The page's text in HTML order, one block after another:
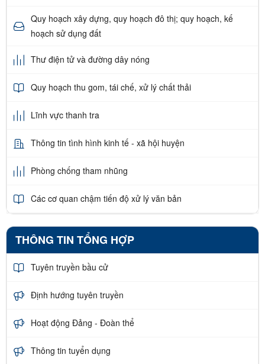
Quy hoạch xây dựng, quy hoạch đô thị; quy hoạch, kế
hoạch sử dụng đất
Thư điện tử và đường dây nóng
Quy hoạch thu gom, tái chế, xử lý chất thải
Lĩnh vực thanh tra
Thông tin tình hình kinh tế - xã hội huyện
Phòng chống tham nhũng
Các cơ quan chậm tiến độ xử lý văn bản
THÔNG TIN TỔNG HỢP
Tuyên truyền bầu cử
Định hướng tuyên truyền
Hoạt động Đảng - Đoàn thể
Thông tin tuyển dụng